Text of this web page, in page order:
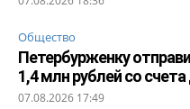
Общество
Петербурженку
1,4 млн рублей со
07.08.2026 17:49